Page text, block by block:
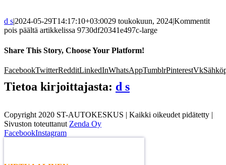
d s|2024-05-29T14:17:10+03:0029 toukokuun, 2024|Kommentit
pois päältä artikkelissa 9730df20341e497c-large
Share This Story, Choose Your Platform!
FacebookTwitterRedditLinkedInWhatsAppTumblrPinterestVk
Tietoa kirjoittajasta: d s
Copyright 2020 ST-AUTOKESKUS | Kaikki oikeudet pidätetty |
Sivuston toteuttanut Zenda Oy
FacebookInstagram